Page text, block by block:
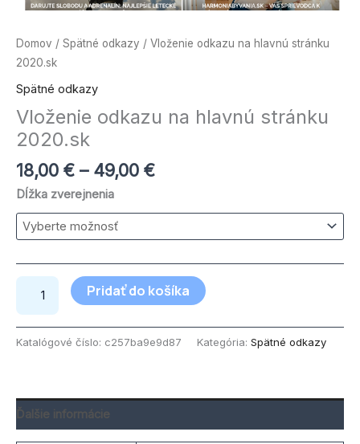
Domov / Spätné odkazy / Vloženie odkazu na hlavnú stránku
2020.sk
Spätné odkazy
Vloženie odkazu na hlavnú stránku
2020.sk
18,00 € – 49,00 €
Dĺžka zverejnenia
Pridať do košíka
Katalógové číslo: c257ba9e9d87 Kategória: Spätné odkazy
Ďalšie informácie